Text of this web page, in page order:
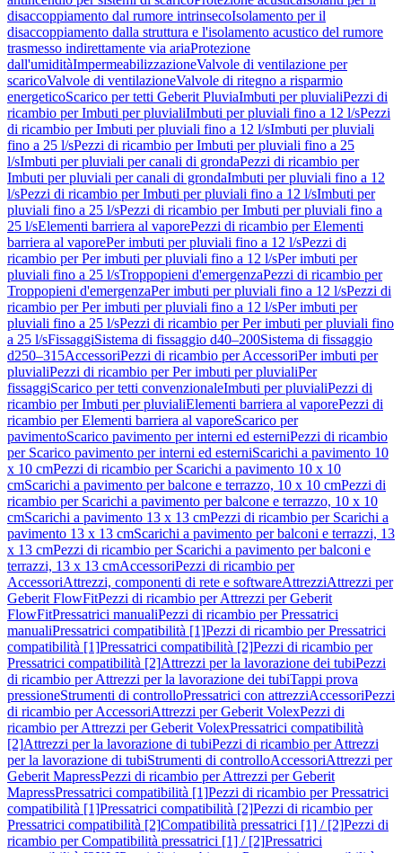
disaccoppiamento dal rumore intrinsecoIsolamento per il
disaccoppiamento dalla struttura e l'isolamento acustico del rumore
trasmesso indirettamente via ariaProtezione
dall'umiditàImpermeabilizzazioneValvole di ventilazione per
scaricoValvole di ventilazioneValvole di ritegno a risparmio
energeticoScarico per tetti Geberit PluviaImbuti per pluvialiPezzi di
ricambio per Imbuti per pluvialiImbuti per pluviali fino a 12 l/sPezzi
di ricambio per Imbuti per pluviali fino a 12 l/sImbuti per pluviali
fino a 25 l/sPezzi di ricambio per Imbuti per pluviali fino a 25
l/sImbuti per pluviali per canali di grondaPezzi di ricambio per
Imbuti per pluviali per canali di grondaImbuti per pluviali fino a 12
l/sPezzi di ricambio per Imbuti per pluviali fino a 12 l/sImbuti per
pluviali fino a 25 l/sPezzi di ricambio per Imbuti per pluviali fino a
25 l/sElementi barriera al vaporePezzi di ricambio per Elementi
barriera al vaporePer imbuti per pluviali fino a 12 l/sPezzi di
ricambio per Per imbuti per pluviali fino a 12 l/sPer imbuti per
pluviali fino a 25 l/sTroppopieni d'emergenzaPezzi di ricambio per
Troppopieni d'emergenzaPer imbuti per pluviali fino a 12 l/sPezzi di
ricambio per Per imbuti per pluviali fino a 12 l/sPer imbuti per
pluviali fino a 25 l/sPezzi di ricambio per Per imbuti per pluviali fino
a 25 l/sFissaggiSistema di fissaggio d40–200Sistema di fissaggio
d250–315AccessoriPezzi di ricambio per AccessoriPer imbuti per
pluvialiPezzi di ricambio per Per imbuti per pluvialiPer
fissaggiScarico per tetti convenzionaleImbuti per pluvialiPezzi di
ricambio per Imbuti per pluvialiElementi barriera al vaporePezzi di
ricambio per Elementi barriera al vaporeScarico per
pavimentoScarico pavimento per interni ed esterniPezzi di ricambio
per Scarico pavimento per interni ed esterniScarichi a pavimento 10
x 10 cmPezzi di ricambio per Scarichi a pavimento 10 x 10
cmScarichi a pavimento per balcone e terrazzo, 10 x 10 cmPezzi di
ricambio per Scarichi a pavimento per balcone e terrazzo, 10 x 10
cmScarichi a pavimento 13 x 13 cmPezzi di ricambio per Scarichi a
pavimento 13 x 13 cmScarichi a pavimento per balconi e terrazzi, 13
x 13 cmPezzi di ricambio per Scarichi a pavimento per balconi e
terrazzi, 13 x 13 cmAccessoriPezzi di ricambio per
AccessoriAttrezzi, componenti di rete e softwareAttrezziAttrezzi per
Geberit FlowFitPezzi di ricambio per Attrezzi per Geberit
FlowFitPressatrici manualiPezzi di ricambio per Pressatrici
manualiPressatrici compatibilità [1]Pezzi di ricambio per Pressatrici
compatibilità [1]Pressatrici compatibilità [2]Pezzi di ricambio per
Pressatrici compatibilità [2]Attrezzi per la lavorazione dei tubiPezzi
di ricambio per Attrezzi per la lavorazione dei tubiTappi prova
pressioneStrumenti di controlloPressatrici con attrezziAccessoriPezzi
di ricambio per AccessoriAttrezzi per Geberit VolexPezzi di
ricambio per Attrezzi per Geberit VolexPressatrici compatibilità
[2]Attrezzi per la lavorazione di tubiPezzi di ricambio per Attrezzi
per la lavorazione di tubiStrumenti di controlloAccessoriAttrezzi per
Geberit MapressPezzi di ricambio per Attrezzi per Geberit
MapressPressatrici compatibilità [1]Pezzi di ricambio per Pressatrici
compatibilità [1]Pressatrici compatibilità [2]Pezzi di ricambio per
Pressatrici compatibilità [2]Compatibilità pressatrici [1] / [2]Pezzi di
ricambio per Compatibilità pressatrici [1] / [2]Pressatrici